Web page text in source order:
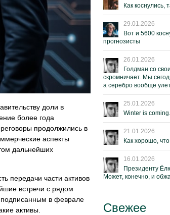
доли в
более года
продолжились в
аспекты
дальнейших
передачи части активов
встречи с рядом
подписанным в феврале
активы.
Как коснулись,
29.01.2026
Вот и 5600
прогнозисты
26.01.2026
Голдман со
скромничает. Мы
а серебро вообще
25.01.2026
Winter is
21.01.2026
Как хорошо,
16.01.2026
Президенту
Может, конечно, и
Свежее